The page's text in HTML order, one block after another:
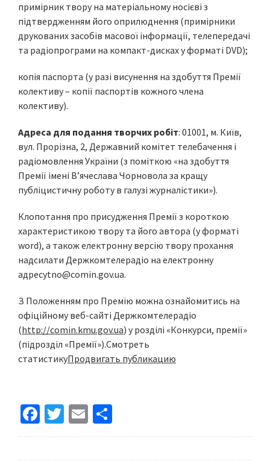
примірник твору на матеріальному носієві з
підтвердженням його оприлюднення (примірники
друкованих засобів масової інформації, телепередачі
та радіопрограми на компакт-дисках у форматі DVD);
копія паспорта (у разі висунення на здобуття Премії
колективу – копії паспортів кожного члена
колективу).
Адреса для подання творчих робіт: 01001, м. Київ,
вул. Прорізна, 2, Державний комітет телебачення і
радіомовлення України (з поміткою «на здобуття
Премії імені В’ячеслава Чорновола за кращу
публіцистичну роботу в галузі журналістики»).
Клопотання про присудження Премії з короткою
характеристикою твору та його автора (у форматі
word), а також електронну версію твору прохання
надсилати Держкомтелерадіо на електронну
адресуtno@comin.gov.ua.
З Положенням про Премію можна ознайомитись на
офіційному веб-сайті Держкомтелерадіо
(http://comin.kmu.gov.ua) у розділі «Конкурси, премії»
(підрозділ «Премії»).Смотреть
статистикуПродвигать публикацию
Fa
ce
T
wi
E
m h